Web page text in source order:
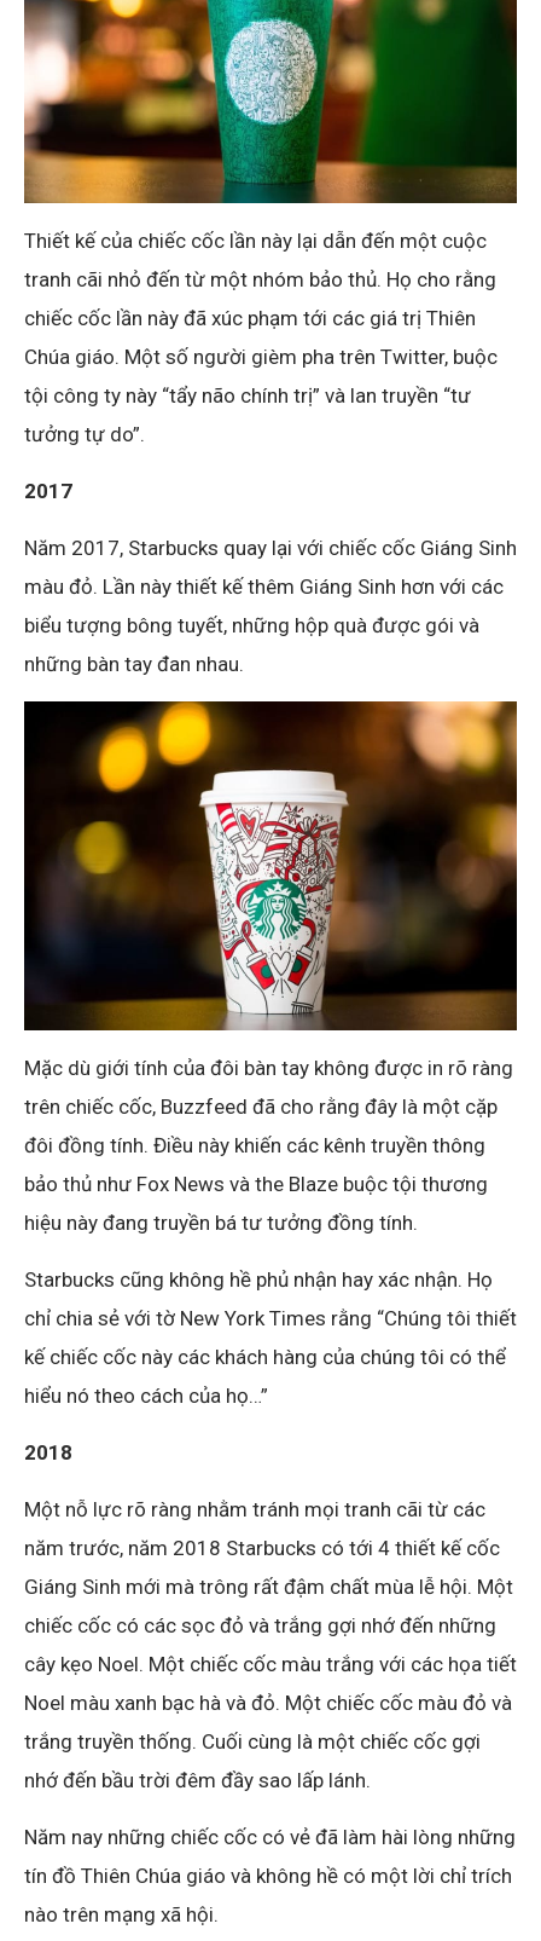
Thiết kế của chiếc cốc lần này lại dẫn đến một cuộc
tranh cãi nhỏ đến từ một nhóm bảo thủ. Họ cho rằng
chiếc cốc lần này đã xúc phạm tới các giá trị Thiên
Chúa giáo. Một số người gièm pha trên Twitter, buộc
tội công ty này “tẩy não chính trị” và lan truyền “tư
tưởng tự do”.
2017
Năm 2017, Starbucks quay lại với chiếc cốc Giáng Sinh
màu đỏ. Lần này thiết kế thêm Giáng Sinh hơn với các
biểu tượng bông tuyết, những hộp quà được gói và
những bàn tay đan nhau.
Mặc dù giới tính của đôi bàn tay không được in rõ ràng
trên chiếc cốc, Buzzfeed đã cho rằng đây là một cặp
đôi đồng tính. Điều này khiến các kênh truyền thông
bảo thủ như Fox News và the Blaze buộc tội thương
hiệu này đang truyền bá tư tưởng đồng tính.
Starbucks cũng không hề phủ nhận hay xác nhận. Họ
chỉ chia sẻ với tờ New York Times rằng “Chúng tôi thiết
kế chiếc cốc này các khách hàng của chúng tôi có thể
hiểu nó theo cách của họ…”
2018
Một nỗ lực rõ ràng nhằm tránh mọi tranh cãi từ các
năm trước, năm 2018 Starbucks có tới 4 thiết kế cốc
Giáng Sinh mới mà trông rất đậm chất mùa lễ hội. Một
chiếc cốc có các sọc đỏ và trắng gợi nhớ đến những
cây kẹo Noel. Một chiếc cốc màu trắng với các họa tiết
Noel màu xanh bạc hà và đỏ. Một chiếc cốc màu đỏ và
trắng truyền thống. Cuối cùng là một chiếc cốc gợi
nhớ đến bầu trời đêm đầy sao lấp lánh.
Năm nay những chiếc cốc có vẻ đã làm hài lòng những
tín đồ Thiên Chúa giáo và không hề có một lời chỉ trích
nào trên mạng xã hội.